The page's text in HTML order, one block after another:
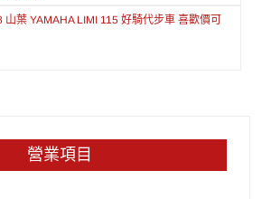
葉 YAMAHA LIMI 115 好騎代步車 喜歡價可
營業項目